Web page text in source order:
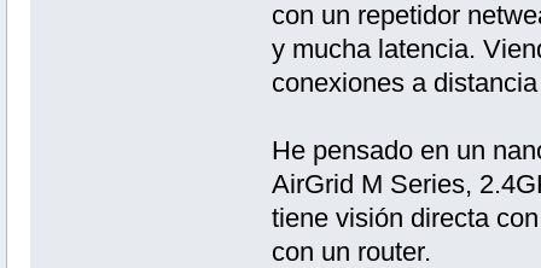
con un repetidor
y mucha latencia.
conexiones a
He pensado en un
AirGrid M Series,
tiene visión directa
con un router.